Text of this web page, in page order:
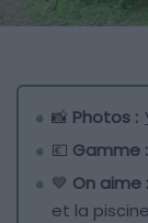
📸 Photos :
💶 Gamme :
💙 On aime :
et la piscine